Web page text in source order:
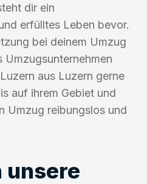
dir ein
erfülltes Leben bevor.
bei deinem Umzug
aus Luzern gerne
auf ihrem Gebiet und
Umzug reibungslos und
unsere